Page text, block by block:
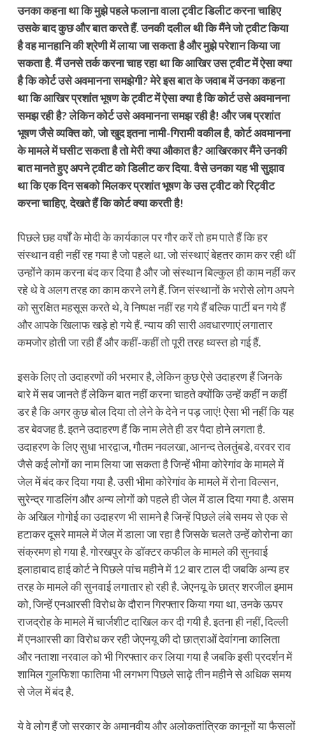
उनका कहना था कि मुझे पहले फलाना वाला ट्वीट डिलीट करना चाहिए
उसके बाद कुछ और बात करते हैं. उनकी दलील थी कि मैंने जो ट्वीट किया
है वह मानहानि की श्रेणी में लाया जा सकता है और मुझे परेशान किया जा
सकता है. मैं उनसे तर्क करना चाह रहा था कि आखिर उस ट्वीट में ऐसा क्या
है कि कोर्ट उसे अवमानना समझेगी? मेरे इस बात के जवाब में उनका कहना
था कि आखिर प्रशांत भूषण के ट्वीट में ऐसा क्या है कि कोर्ट उसे अवमानना
समझ रही है? लेकिन कोर्ट उसे अवमानना समझ रही है! और जब प्रशांत
भूषण जैसे व्यक्ति को, जो खुद इतना नामी-गिरामी वकील है, कोर्ट अवमानना
के मामले में घसीट सकता है तो मेरी क्या औकात है? आखिरकार मैंने उनकी
बात मानते हुए अपने ट्वीट को डिलीट कर दिया. वैसे उनका यह भी सुझाव
था कि एक दिन सबको मिलकर प्रशांत भूषण के उस ट्वीट को रिट्वीट
करना चाहिए, देखते हैं कि कोर्ट क्या करती है!
पिछले छह वर्षों के मोदी के कार्यकाल पर गौर करें तो हम पाते हैं कि हर
संस्थान वही नहीं रह गया है जो पहले था. जो संस्थाएं बेहतर काम कर रही थीं
उन्‍होंने काम करना बंद कर दिया है और जो संस्थान बिल्कुल ही काम नहीं कर
रहे थे वे अलग तरह का काम करने लगे हैं. जिन संस्थानों के भरोसे लोग अपने
को सुरक्षित महसूस करते थे, वे निष्पक्ष नहीं रह गये हैं बल्कि पार्टी बन गये हैं
और आपके खिलाफ खड़े हो गये हैं. न्याय की सारी अवधारणाएं लगातार
कमजोर होती जा रही हैं और कहीं-कहीं तो पूरी तरह ध्वस्त हो गई हैं.
इसके लिए तो उदाहरणों की भरमार है, लेकिन कुछ ऐसे उदाहरण हैं जिनके
बारे में सब जानते हैं लेकिन बात नहीं करना चाहते क्योंकि उन्हें कहीं न कहीं
डर है कि अगर कुछ बोल दिया तो लेने के देने न पड़ जाएं! ऐसा भी नहीं कि यह
डर बेवजह है. इतने उदाहरण हैं कि नाम लेते ही डर पैदा होने लगता है.
उदाहरण के लिए सुधा भारद्वाज, गौतम नवलखा, आनन्द तेलतुंबडे, वरवर राव
जैसे कई लोगों का नाम लिया जा सकता है जिन्हें भीमा कोरेगांव के मामले में
जेल में बंद कर दिया गया है. उसी भीमा कोरेगांव के मामले में रोना विल्सन,
सुरेन्‍द्र गाडलिंग और अन्य लोगों को पहले ही जेल में डाल दिया गया है. असम
के अखिल गोगोई का उदाहरण भी सामने है जिन्हें पिछले लंबे समय से एक से
हटाकर दूसरे मामले में जेल में डाला जा रहा है जिसके चलते उन्‍हें कोरोना का
संक्रमण हो गया है. गोरखपुर के डॉक्टर कफील के मामले की सुनवाई
इलाहाबाद हाई कोर्ट ने पिछले पांच महीने में 12 बार टाल दी जबकि अन्य हर
तरह के मामले की सुनवाई लगातार हो रही है. जेएनयू के छात्र शरजील इमाम
को, जिन्हें एनआरसी विरोध के दौरान गिरफ्तार किया गया था, उनके ऊपर
राजद्रोह के मामले में चार्जशीट दाखिल कर दी गयी है. इतना ही नहीं, दिल्ली
में एनआरसी का विरोध कर रही जेएनयू की दो छात्राओं देवांगना कालिता
और नताशा नरवाल को भी गिरफ्तार कर लिया गया है जबकि इसी प्रदर्शन में
शामिल गुलफिशा फातिमा भी लगभग पिछले साढ़े तीन महीने से अधिक समय
से जेल में बंद है.
ये वे लोग हैं जो सरकार के अमानवीय और अलोकतांत्रिक कानूनों या फैसलों